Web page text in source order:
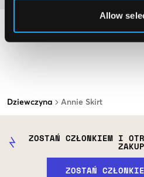
Allow
Dziewczyna Annie Skirt
ZOSTAŃ CZŁONKIEM I
ZOSTAŃ